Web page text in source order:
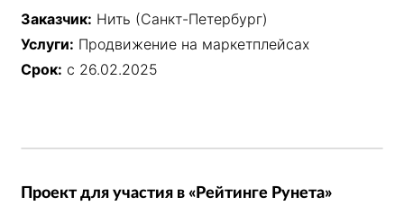
Заказчик: Нить (Санкт-Петербург)
Услуги: Продвижение на маркетплейсах
Срок: с 26.02.2025
Проект для участия в «Рейтинге Рунета»